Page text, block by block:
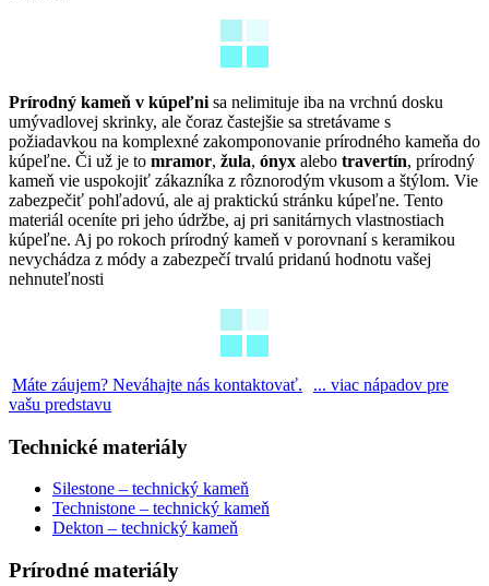
Prírodný kameň v kúpeľni sa nelimituje iba na vrchnú dosku
umývadlovej skrinky, ale čoraz častejšie sa stretávame s
požiadavkou na komplexné zakomponovanie prírodného kameňa do
kúpeľne. Či už je to mramor, žula, ónyx alebo travertín, prírodný
kameň vie uspokojiť zákazníka z rôznorodým vkusom a štýlom. Vie
zabezpečiť pohľadovú, ale aj praktickú stránku kúpeľne. Tento
materiál oceníte pri jeho údržbe, aj pri sanitárnych vlastnostiach
kúpeľne. Aj po rokoch prírodný kameň v porovnaní s keramikou
nevychádza z módy a zabezpečí trvalú pridanú hodnotu vašej
nehnuteľnosti
Máte záujem? Neváhajte nás kontaktovať.
... viac nápadov pre
vašu predstavu
Technické materiály
Silestone – technický kameň
Technistone – technický kameň
Dekton – technický kameň
Prírodné materiály